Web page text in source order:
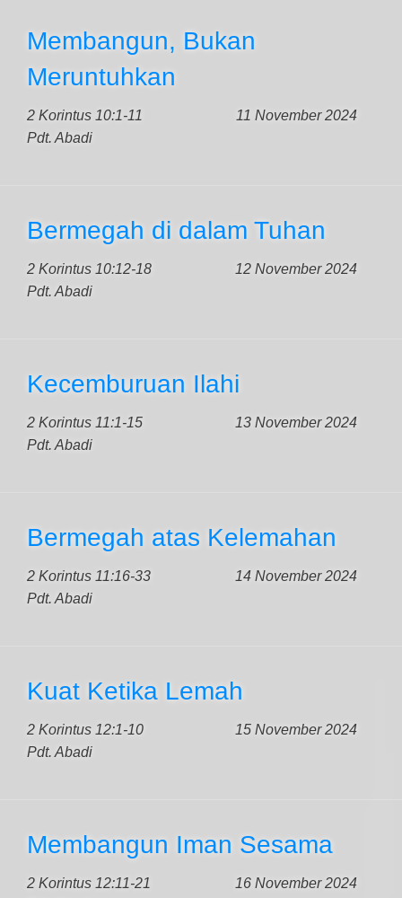
Membangun, Bukan
Meruntuhkan
2 Korintus 10:1-11
11 November 2024
Pdt. Abadi
Bermegah di dalam Tuhan
2 Korintus 10:12-18
12 November 2024
Pdt. Abadi
Kecemburuan Ilahi
2 Korintus 11:1-15
13 November 2024
Pdt. Abadi
Bermegah atas Kelemahan
2 Korintus 11:16-33
14 November 2024
Pdt. Abadi
Kuat Ketika Lemah
2 Korintus 12:1-10
15 November 2024
Pdt. Abadi
Membangun Iman Sesama
2 Korintus 12:11-21 16 November 2024